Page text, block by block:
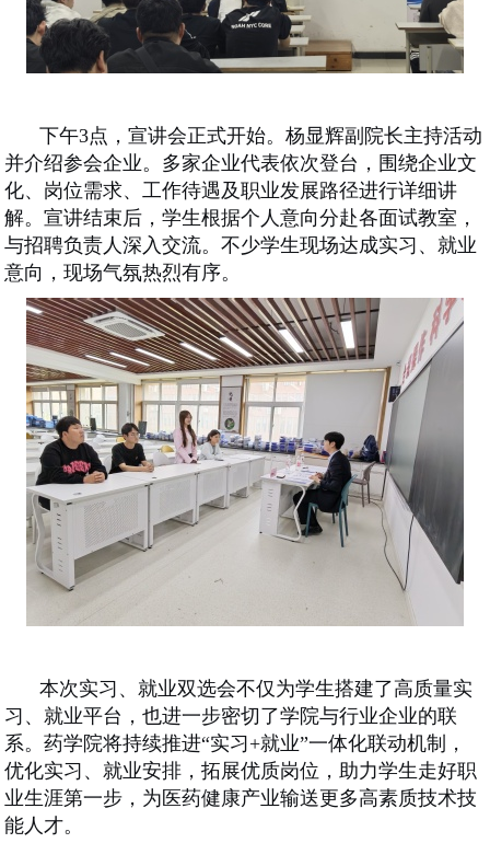
下午3点 ，宣讲会正式开始。杨显辉副院长主持活动
并介绍参会企业。多家企业代表依次登台，围绕企业文
化、岗位需求、 工作待遇及职业发展路径进行详细讲
解。宣讲结束后，学生根据个人意向分赴各面试教室，
与招聘负责人深入交流。不少学生现场达成实习 、 就业
意向，现场气氛热烈有序。
本次实习 、 就业双选会不仅为学生搭建了高质量实
习 、 就业平台，也进一步密切了学院与行业企业的联
系。药学院将持续推进“实习+就业”一体化联动机制，
优化实习 、 就业安排，拓展优质岗位，助力学生走好职
业生涯第一步，为医药健康产业输送更多高素质技术技
能人才。